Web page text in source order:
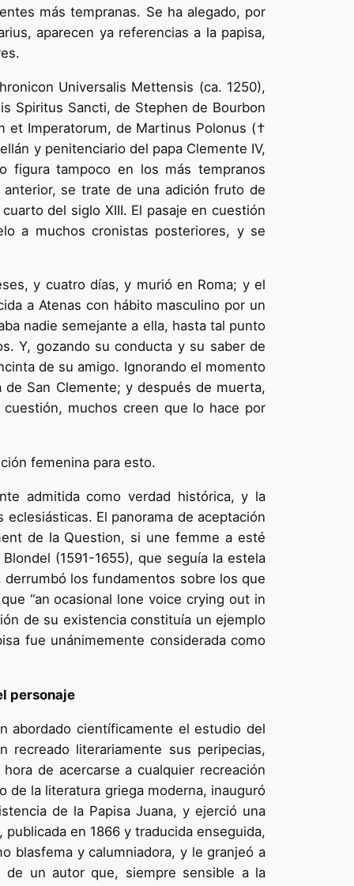
más tempranas. Se ha alegado, por
aparecen ya referencias a la papisa,
Universalis Mettensis (ca. 1250),
Spiritus Sancti, de Stephen de Bourbon
et Imperatorum, de Martinus Polonus (†
y penitenciario del papa Clemente IV,
figura tampoco en los más tempranos
se trate de una adición fruto de
del siglo XIII. El pasaje en cuestión
a muchos cronistas posteriores, y se
y cuatro días, y murió en Roma; y el
a Atenas con hábito masculino por un
nadie semejante a ella, hasta tal punto
Y, gozando su conducta y su saber de
de su amigo. Ignorando el momento
San Clemente; y después de muerta,
muchos creen que lo hace por
femenina para esto.
admitida como verdad histórica, y la
El panorama de aceptación
de la Question, si une femme a esté
(1591-1655), que seguía la estela
derrumbó los fundamentos sobre los que
“an ocasional lone voice crying out in
de su existencia constituía un ejemplo
fue unánimemente considerada como
personaje
abordado científicamente el estudio del
literariamente sus peripecias,
de acercarse a cualquier recreación
de la literatura griega moderna, inauguró
de la Papisa Juana, y ejerció una
en 1866 y traducida enseguida,
blasfema y calumniadora, y le granjeó a
de un autor que, siempre sensible a la